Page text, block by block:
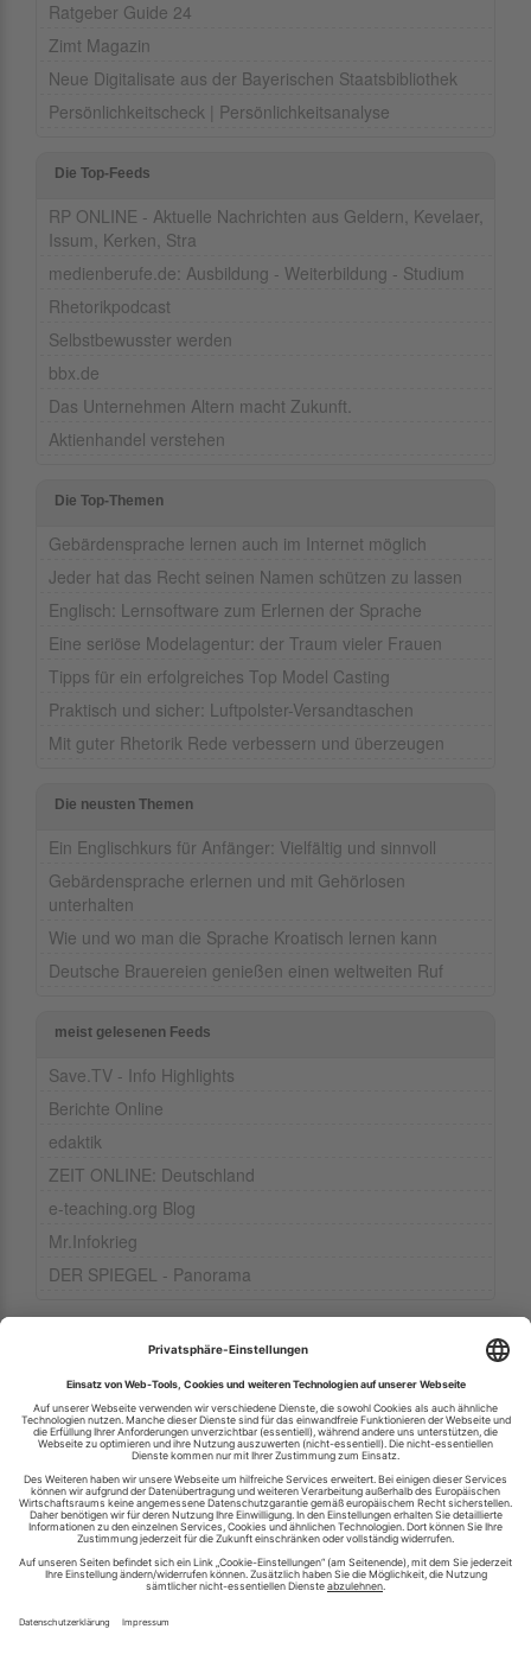
Ratgeber Guide 24
Zimt Magazin
Neue Digitalisate aus der Bayerischen Staatsbibliothek
Persönlichkeitscheck | Persönlichkeitsanalyse
Die Top-Feeds
RP ONLINE - Aktuelle Nachrichten aus Geldern, Kevelaer,
Issum, Kerken, Stra
medienberufe.de: Ausbildung - Weiterbildung - Studium
Rhetorikpodcast
Selbstbewusster werden
bbx.de
Das Unternehmen Altern macht Zukunft.
Aktienhandel verstehen
Die Top-Themen
Gebärdensprache lernen auch im Internet möglich
Jeder hat das Recht seinen Namen schützen zu lassen
Englisch: Lernsoftware zum Erlernen der Sprache
Eine seriöse Modelagentur: der Traum vieler Frauen
Tipps für ein erfolgreiches Top Model Casting
Praktisch und sicher: Luftpolster-Versandtaschen
Mit guter Rhetorik Rede verbessern und überzeugen
Die neusten Themen
Ein Englischkurs für Anfänger: Vielfältig und sinnvoll
Gebärdensprache erlernen und mit Gehörlosen
unterhalten
Wie und wo man die Sprache Kroatisch lernen kann
Deutsche Brauereien genießen einen weltweiten Ruf
meist gelesenen Feeds
Save.TV - Info Highlights
Berichte Online
edaktik
ZEIT ONLINE: Deutschland
e-teaching.org Blog
Mr.Infokrieg
DER SPIEGEL - Panorama
Ihren RSS-Feed veröffentlichen
RSS-Verzeichnis.de © 2003-2026
Impressum
Kontakt
Datenschutzinformation
Cookie-Einstellungen